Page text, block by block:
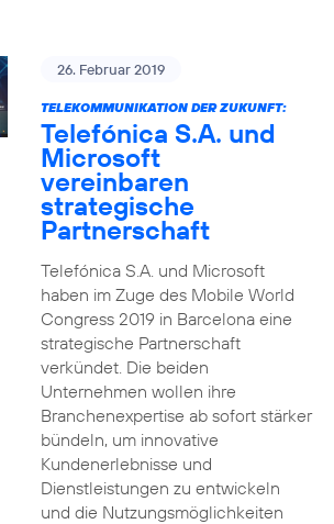
26. Februar 2019
TELEKOMMUNIKATION DER ZUKUNFT:
Telefónica S.A. und
Microsoft
vereinbaren
strategische
Partnerschaft
Telefónica S.A. und Microsoft
haben im Zuge des Mobile World
Congress 2019 in Barcelona eine
strategische Partnerschaft
verkündet. Die beiden
Unternehmen wollen ihre
Branchenexpertise ab sofort stärker
bündeln, um innovative
Kundenerlebnisse und
Dienstleistungen zu entwickeln
und die Nutzungsmöglichkeiten